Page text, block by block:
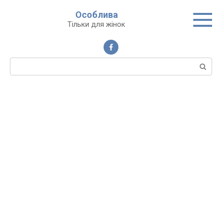
Особлива
Тільки для жінок
Пошук: